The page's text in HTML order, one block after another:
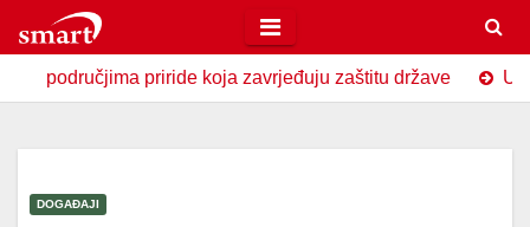
to
content priride koja zavrjeđuju zaštitu države U
DOGAĐAJI